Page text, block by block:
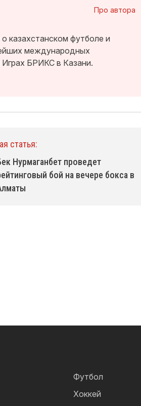
Про автора
казахстанском футболе и
международных
Играх БРИКС в Казани.
статья:
Нурмаганбет проведет
бой на вечере бокса в
Футбол
Хоккей